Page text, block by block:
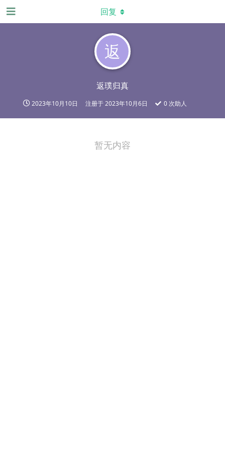
返
返璞归真
2023年10月10日 注册于2023年10月6日 0 次助人
回复
暂无内容